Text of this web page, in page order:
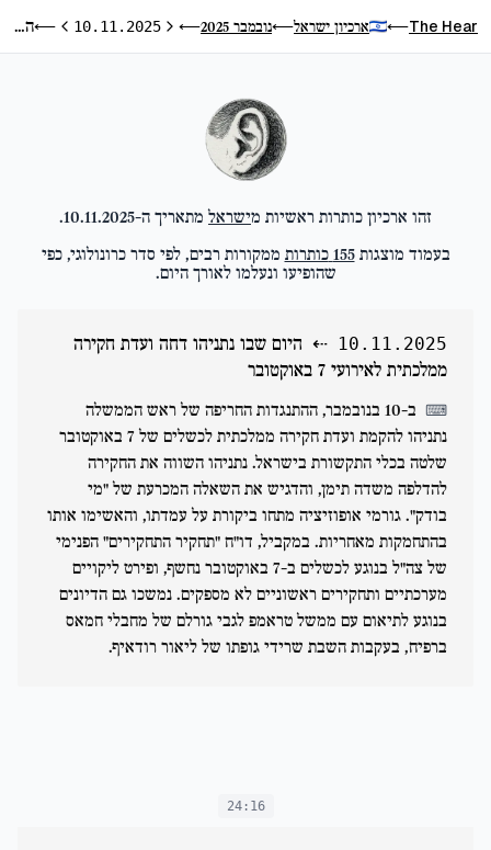
The Hear
⟵ ארכיון ישראל⟵נובמבר 2025 ⟵היום הקודם
10.11.2025 היום הבא
⟵ היום שבו נתניהו דחה ועדת חקירה ממלכתית לאירועי 7 באוקטובר
זהו ארכיון כותרות ראשיות מישראלמתאריך ה-10.11.2025
.
בעמוד מוצגות155 כותרות ממקורות רבים, לפי סדר כרונולוגי, כפי
שהופיעו ונעלמו לאורך היום.
10.11.2025
⇠ היום שבו נתניהו דחה ועדת חקירה
ממלכתית לאירועי 7 באוקטובר
⌨
ב-10 בנובמבר, ההתנגדות החריפה של ראש הממשלה
נתניהו להקמת ועדת חקירה ממלכתית לכשלים של 7 באוקטובר
שלטה בכלי התקשורת בישראל. נתניהו השווה את החקירה
להדלפה משדה תימן, והדגיש את השאלה המכרעת של "מי
בודק". גורמי אופוזיציה מתחו ביקורת על עמדתו, והאשימו אותו
בהתחמקות מאחריות. במקביל, דו"ח "תחקיר התחקירים" הפנימי
של צה"ל בנוגע לכשלים ב-7 באוקטובר נחשף, ופירט ליקויים
מערכתיים ותחקירים ראשוניים לא מספקים. נמשכו גם הדיונים
בנוגע לתיאום עם ממשל טראמפ לגבי גורלם של מחבלי חמאס
ברפיח, בעקבות השבת שרידי גופתו של ליאור רודאיף.
24:16